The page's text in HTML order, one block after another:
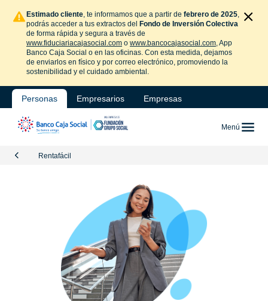
Estimado cliente, te informamos que a partir de febrero de 2025,
podrás acceder a tus extractos del
Fondo de Inversión Colectiva
de forma rápida y segura a través de
www.fiduciariacajasocial.com o www.bancocajasocial.com, App
Banco Caja Social o en las oficinas. Con esta medida, dejamos
de enviarlos en físico y por correo electrónico, promoviendo la
sostenibilidad y el cuidado ambiental.
Personas Empresarios Empresas
Menú
Rentafácil